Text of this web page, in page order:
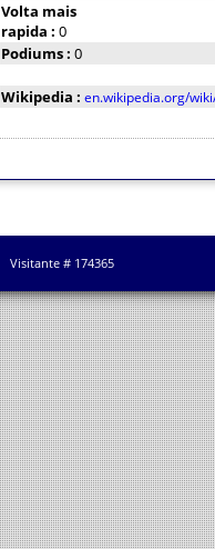
Volta mais
rapida : 0
Podiums : 0
Wikipedia : en.wikipedia.org/
Visitante # 174365